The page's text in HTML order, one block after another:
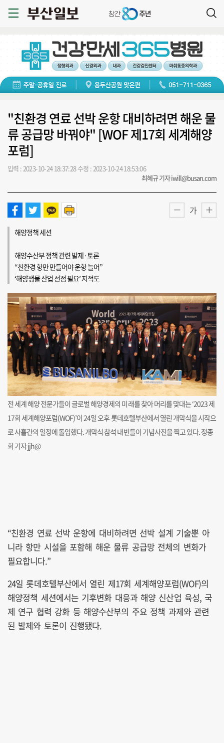
"친환경 연료 선박 운항 대비하려면 해운 물
류 공급망 바꿔야" [WOF 제17회 세계해양
포럼]
입력 : 2023-10-24 18:37:28수정 : 2023-10-24 18:53:06
최혜규 기자 iwill@busan.com
가
해양정책 세션
해양수산부 정책 관련 발제·토론
“친환경 항만 만들어야 운항 늘어”
‘해양생물 산업 선점 필요’ 지적도
전 세계 해양 전문가들이 글로벌 해양경제의 미래를 찾아 머리를 맞대는 ‘2023 제
17회 세계해양포럼(WOF)’이 24일 오후 롯데호텔부산에서 열린 개막식을 시작으
로 사흘간의 일정에 돌입했다. 개막식 참석 내빈들이 기념사진을 찍고 있다. 정종
회 기자 jjh@
“친환경 연료 선박 운항에 대비하려면 선박 설계 기술뿐 아
니라 항만 시설을 포함해 해운 물류 공급망 전체의 변화가
필요합니다.”
24일 롯데호텔부산에서 열린 제17회 세계해양포럼(WOF)의
해양정책 세션에서는 기후변화 대응과 해양 신산업 육성, 국
제 연구 협력 강화 등 해양수산부의 주요 정책 과제와 관련
된 발제와 토론이 진행됐다.